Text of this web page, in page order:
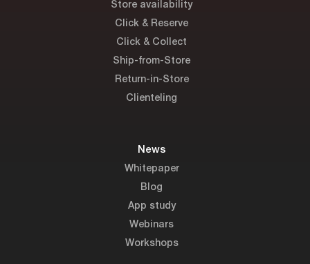
Store availability
Click & Reserve
Click & Collect
Ship-from-Store
Return-in-Store
Clienteling
News
Whitepaper
Blog
App study
Webinars
Workshops